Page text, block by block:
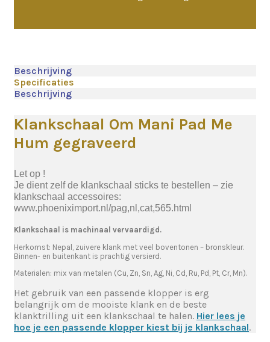
Beschrijving
Specificaties
Beschrijving
Klankschaal Om Mani Pad Me
Hum gegraveerd
Let op !
Je dient zelf de klankschaal sticks te bestellen – zie
klankschaal accessoires:
www.phoeniximport.nl/pag,nl,cat,565.html
Klankschaal is machinaal vervaardigd.
Herkomst: Nepal, zuivere klank met veel boventonen – bronskleur.
Binnen- en buitenkant is prachtig versierd.
Materialen: mix van metalen (Cu, Zn, Sn, Ag, Ni, Cd, Ru, Pd, Pt, Cr, Mn).
Het gebruik van een passende klopper is erg
belangrijk om de mooiste klank en de beste
klanktrilling uit een klankschaal te halen. Hier lees je
hoe je een passende klopper kiest bij je klankschaal.